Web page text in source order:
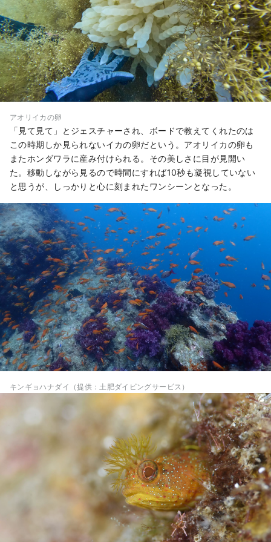
アオリイカの卵
「見て見て」とジェスチャーされ、ボードで教えてくれたのは
この時期しか見られないイカの卵だという。アオリイカの卵も
またホンダワラに産み付けられる。その美しさに目が見開い
た。移動しながら見るので時間にすれば10秒も凝視していない
と思うが、しっかりと心に刻まれたワンシーンとなった。
キンギョハナダイ（提供：土肥ダイビングサービス）